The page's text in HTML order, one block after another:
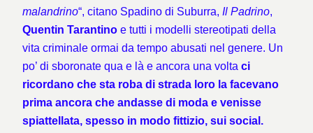
malandrino“, citano Spadino di Suburra, Il Padrino,
Quentin Tarantino e tutti i modelli stereotipati della
vita criminale ormai da tempo abusati nel genere. Un
po’ di sboronate qua e là e ancora una volta ci
ricordano che sta roba di strada loro la facevano
prima ancora che andasse di moda e venisse
spiattellata, spesso in modo fittizio, sui social.